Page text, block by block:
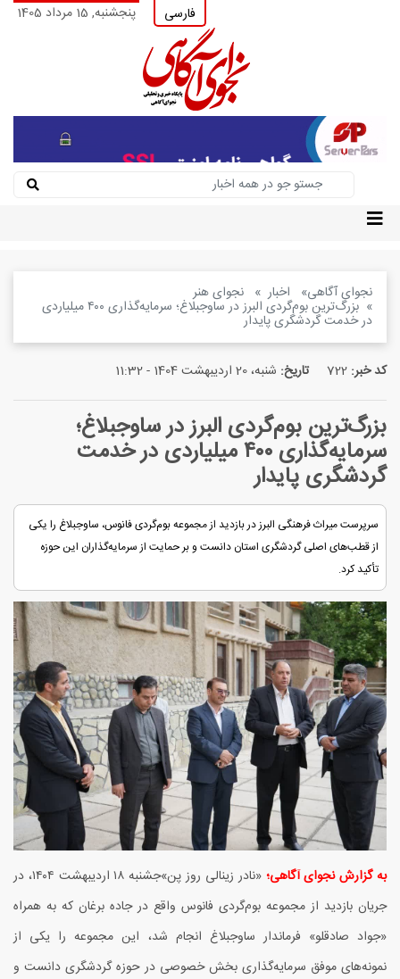
پنجشنبه, 15 مرداد 1405 فارسی
نجوای آگاهی اخبار نجوای هنر
بزرگ‌ترین بوم‌گردی البرز در ساوجبلاغ؛ سرمایه‌گذاری ۴۰۰ میلیاردی
در خدمت گردشگری پایدار
کد خبر: 722 تاریخ: شنبه، 20 اردیبهشت 1404 - 11:32
بزرگ‌ترین بوم‌گردی البرز در ساوجبلاغ؛
سرمایه‌گذاری ۴۰۰ میلیاردی در خدمت
گردشگری پایدار
سرپرست میراث فرهنگی البرز در بازدید از مجموعه بوم‌گردی فانوس، ساوجبلاغ را یکی
از قطب‌های اصلی گردشگری استان دانست و بر حمایت از سرمایه‌گذاران این حوزه
تأکید کرد.
به گزارش نجوای آگاهی؛
«نادر زینالی روز پن»جشنبه ۱۸ اردیبهشت ۱۴۰۴، در
جریان بازدید از مجموعه بوم‌گردی فانوس واقع در جاده برغان که به همراه
«جواد صادقلو» فرماندار ساوجبلاغ انجام شد، این مجموعه را یکی از
نمونه‌های موفق سرمایه‌گذاری بخش خصوصی در حوزه گردشگری دانست و